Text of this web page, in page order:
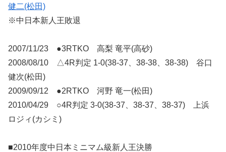
健二(松田)
※中日本新人王敗退
2007/11/23 ●3RTKO 高梨 竜平(高砂)
2008/08/10 △4R判定 1-0(38-37、38-38、38-38) 谷口
健次(松田)
2009/09/12 ●2RTKO 河野 竜一(松田)
2010/04/29 ○4R判定 3-0(38-37、38-37、38-37) 上浜
ロジィ(カシミ)
■2010年度中日本ミニマム級新人王決勝